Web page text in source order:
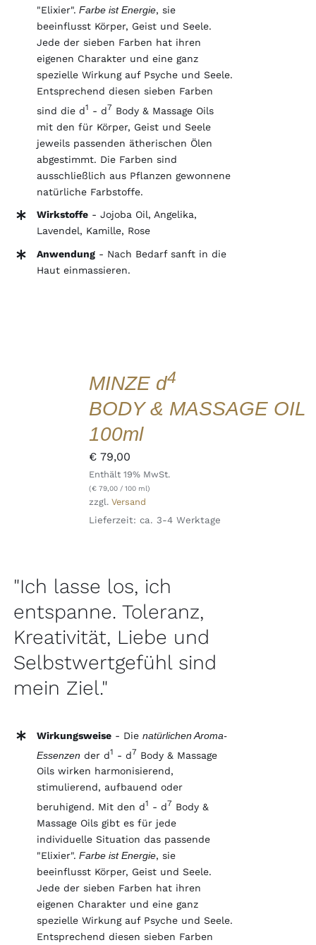
"Elixier". Farbe ist Energie, sie
beeinflusst Körper, Geist und Seele.
Jede der sieben Farben hat ihren
eigenen Charakter und eine ganz
spezielle Wirkung auf Psyche und Seele.
Entsprechend diesen sieben Farben
sind die d1 - d7 Body & Massage Oils
mit den für Körper, Geist und Seele
jeweils passenden ätherischen Ölen
abgestimmt. Die Farben sind
ausschließlich aus Pflanzen gewonnene
natürliche Farbstoffe.
Wirkstoffe -Jojoba Oil, Angelika,
Lavendel, Kamille, Rose
Anwendung - Nach Bedarf sanft in die
Haut einmassieren.
MINZE d4
BODY & MASSAGE OIL
100ml
€79,00
Enthält 19% MwSt.
(€79,00/ 100 ml)
zzgl. Versand
Lieferzeit: ca. 3-4 Werktage
"Ich lasse los, ich
entspanne. Toleranz,
Kreativität, Liebe und
Selbstwertgefühl sind
mein Ziel."
Wirkungsweise - Dienatürlichen Aroma-
Essenzen der d1 - d7 Body & Massage
Oils wirken harmonisierend,
stimulierend, aufbauend oder
beruhigend. Mit den d1 - d7 Body &
Massage Oils gibt es für jede
individuelle Situation das passende
"Elixier". Farbe ist Energie, sie
beeinflusst Körper, Geist und Seele.
Jede der sieben Farben hat ihren
eigenen Charakter und eine ganz
spezielle Wirkung auf Psyche und Seele.
Entsprechend diesen sieben Farben